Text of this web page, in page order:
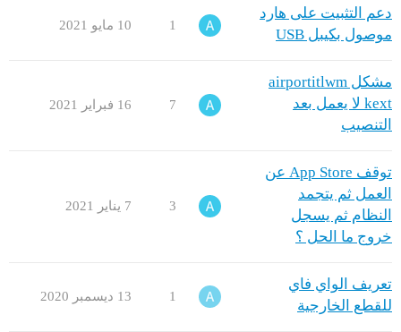
دعم التثبيت على هارد
موصول بكيبل USB
1 10 مايو 2021
مشكل airportitlwm
kext لا يعمل بعد
التنصيب
7 16 فبراير 2021
توقف App Store عن
العمل ثم يتجمد
النظام ثم يسجل
خروج ما الحل ؟
3 7 يناير 2021
تعريف الواي فاي
للقطع الخارجية
1 13 ديسمبر 2020